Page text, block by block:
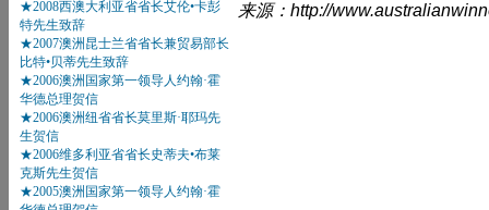
来源：http://